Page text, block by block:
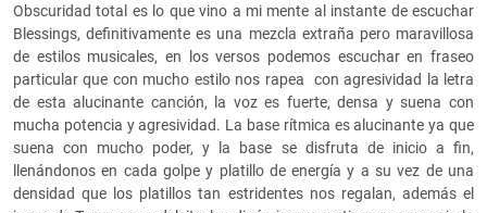
Obscuridad total es lo que vino a mi mente al instante de escuchar
Blessings, definitivamente es una mezcla extraña pero maravillosa
de estilos musicales, en los versos podemos escuchar en fraseo
particular que con mucho estilo nos rapea con agresividad la letra
de esta alucinante canción, la voz es fuerte, densa y suena con
mucha potencia y agresividad. La base rítmica es alucinante ya que
suena con mucho poder, y la base se disfruta de inicio a fin,
llenándonos en cada golpe y platillo de energía y a su vez de una
densidad que los platillos tan estridentes nos regalan, además el